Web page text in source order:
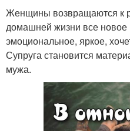
Женщины возвращаются к
домашней жизни все новое
эмоциональное, яркое,
Супруга становится
мужа.